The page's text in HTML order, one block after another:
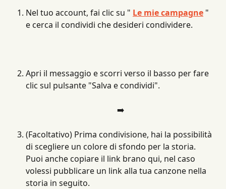
Nel tuo account, fai clic su " Le mie campagne "
e cerca il condividi che desideri condividere.
Apri il messaggio e scorri verso il basso per fare
clic sul pulsante "Salva e condividi".
➡️
(Facoltativo) Prima condivisione, hai la possibilità
di scegliere un colore di sfondo per la storia.
Puoi anche copiare il link brano qui, nel caso
volessi pubblicare un link alla tua canzone nella
storia in seguito.